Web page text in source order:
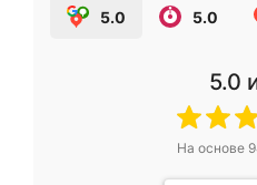
5.0 5.0
5.0
На основе